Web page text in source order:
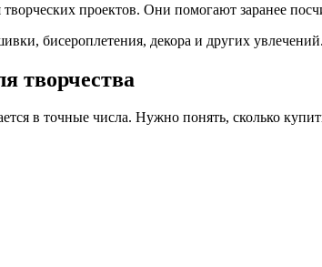
творческих проектов. Они помогают заранее
бисероплетения, декора и других
творчества
в точные числа. Нужно понять, сколько